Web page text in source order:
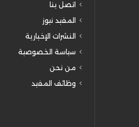
اتصل بنا
المفيد نيوز
النشرات الإخبارية
سياسة الخصوصية
من نحن
وظائف المفيد